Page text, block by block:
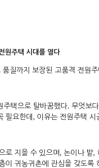
원주택 시대를 열다
품질까지 보장된 고품격 전원
주택으로 탈바꿈했다. 무엇보
필요한데 , 이유는 전원주택 시
로 지을 수 있으며 , 논이나 밭,
이 귀농귀촌에 관심을 갖도록